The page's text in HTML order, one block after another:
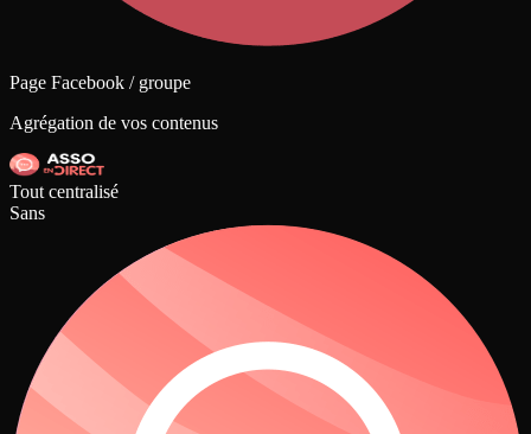
Page Facebook / groupe
Agrégation de vos contenus
Tout centralisé
Sans